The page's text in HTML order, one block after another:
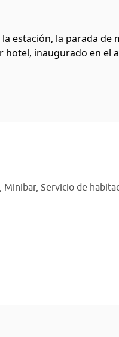
estación, la parada
inaugurado en el
Minibar, Servicio de